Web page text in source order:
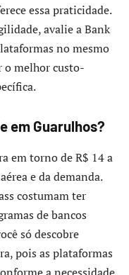
essa praticidade.
avalie a Bank
no mesmo
o melhor custo-
em Guarulhos?
em torno de R$ 14 a
e da demanda.
costumam ter
de bancos
só descobre
pois as plataformas
a necessidade